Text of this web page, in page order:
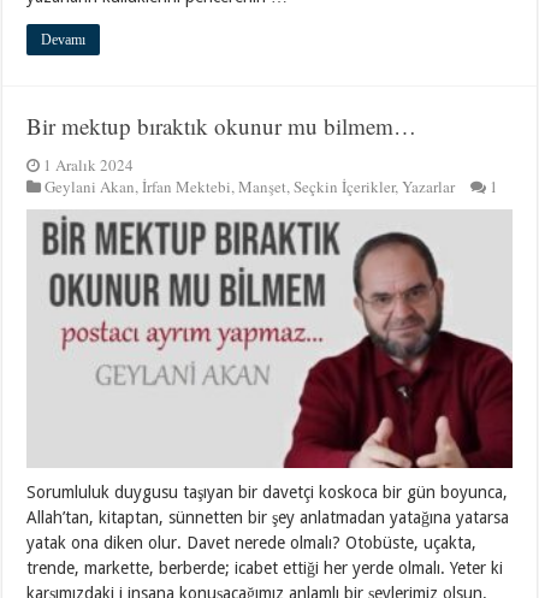
Devamı
Bir mektup bıraktık okunur mu bilmem…
1 Aralık 2024
Geylani Akan,İrfan Mektebi,Manşet,Seçkin İçerikler,Yazarlar 1
Sorumluluk duygusu taşıyan bir davetçi koskoca bir gün boyunca,
Allah’tan, kitaptan, sünnetten bir şey anlatmadan yatağına yatarsa
yatak ona diken olur. Davet nerede olmalı? Otobüste, uçakta,
trende, markette, berberde; icabet ettiği her yerde olmalı. Yeter ki
karşımızdaki i insana konuşacağımız anlamlı bir şeylerimiz olsun.